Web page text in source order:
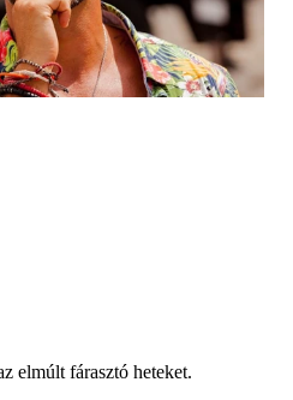
elmúlt fárasztó heteket.